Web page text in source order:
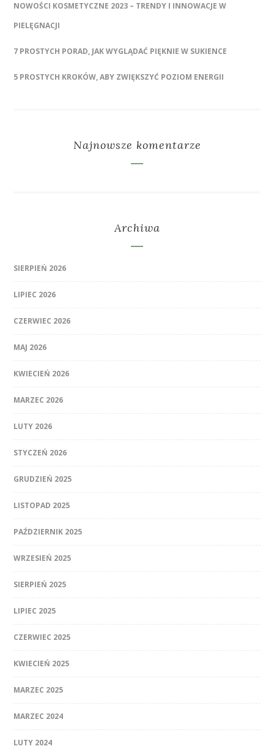
NOWOŚCI KOSMETYCZNE 2023 – TRENDY I INNOWACJE W
PIELĘGNACJI
7 PROSTYCH PORAD, JAK WYGLĄDAĆ PIĘKNIE W SUKIENCE
5 PROSTYCH KROKÓW, ABY ZWIĘKSZYĆ POZIOM ENERGII
Najnowsze komentarze
Archiwa
SIERPIEŃ 2026
LIPIEC 2026
CZERWIEC 2026
MAJ 2026
KWIECIEŃ 2026
MARZEC 2026
LUTY 2026
STYCZEŃ 2026
GRUDZIEŃ 2025
LISTOPAD 2025
PAŹDZIERNIK 2025
WRZESIEŃ 2025
SIERPIEŃ 2025
LIPIEC 2025
CZERWIEC 2025
KWIECIEŃ 2025
MARZEC 2025
MARZEC 2024
LUTY 2024